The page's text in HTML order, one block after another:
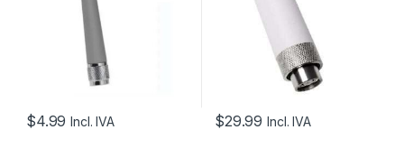
$4.99 Incl. IVA $29.99 Incl. IVA